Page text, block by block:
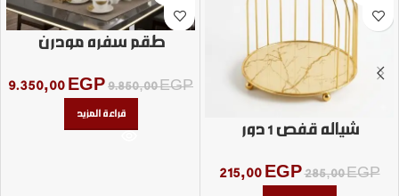
شياله قفص 1 دور
285,00EGP
215,00 EGP
طقم سفره مودرن
9.850,00EGP
9.350,00 EGP
قراءة المزيد